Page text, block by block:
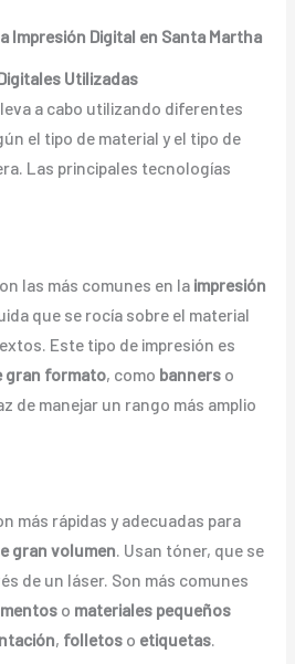
Impresión Digital en Santa Martha
Utilizadas
a cabo utilizando diferentes
el tipo de material y el tipo de
Las principales tecnologías
las más comunes en la impresión
que se rocía sobre el material
Este tipo de impresión es
gran formato, como bannerso
de manejar un rango más amplio
más rápidas y adecuadas para
gran volumen. Usan tóner, que se
de un láser. Son más comunes
o materiales pequeños
, folletoso etiquetas.